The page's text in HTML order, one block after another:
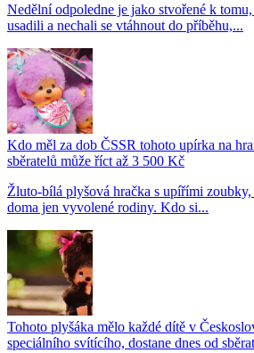
Nedělní odpoledne je jako stvořené k
usadili a nechali se vtáhnout do příběhu,...
Kdo měl za dob ČSSR tohoto upírka na
sběratelů může říct až 3 500 Kč
Žluto-bílá plyšová hračka s upířími
doma jen vyvolené rodiny. Kdo si...
Tohoto plyšáka mělo každé dítě v
speciálního svítícího, dostane dnes od